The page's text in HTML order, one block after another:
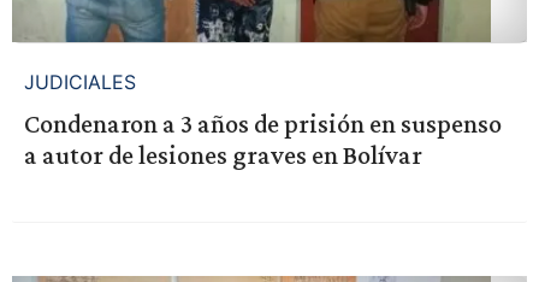
JUDICIALES
Condenaron a 3 años de prisión en suspenso
a autor de lesiones graves en Bolívar